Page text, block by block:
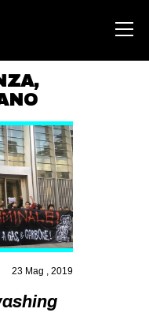
,
23 Mag , 2019